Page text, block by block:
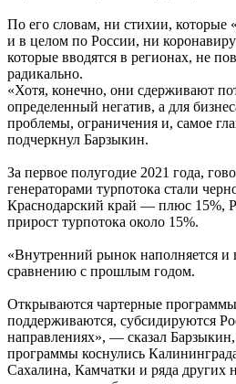
По его словам, ни стихии, которые
и в целом по России, ни
которые вводятся в регионах, не
радикально.
«Хотя, конечно, они сдерживают
определенный негатив, а для
проблемы, ограничения и, самое
подчеркнул Барзыкин.
За первое полугодие 2021 года,
генераторами турпотока стали
Краснодарский край — плюс 15%,
прирост турпотока около 15%.
«Внутренний рынок наполняется и
сравнению с прошлым годом.
Открываются чартерные
поддерживаются, субсидируются
направлениях», — сказал
программы коснулись
Сахалина, Камчатки и ряда других